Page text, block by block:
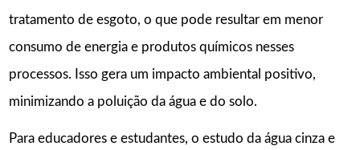
tratamento de esgoto, o que pode resultar em menor
consumo de energia e produtos químicos nesses
processos. Isso gera um impacto ambiental positivo,
minimizando a poluição da água e do solo.
Para educadores e estudantes, o estudo da água cinza e